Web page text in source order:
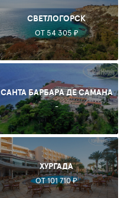
СВЕТЛОГОРСК
ОТ 54 305 ₽
САНТА БАРБАРА ДЕ САМАНА
-
ХУРГАДА
ОТ 101 710 ₽